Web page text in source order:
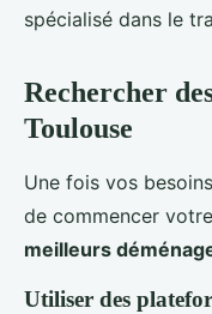
spécialisé dans le
Rechercher
Toulouse
Une fois vos
de commencer
meilleurs
Utiliser des